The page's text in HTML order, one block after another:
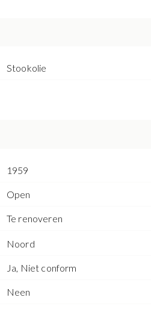
Stookolie
1959
Open
Te renoveren
Noord
Ja, Niet conform
Neen